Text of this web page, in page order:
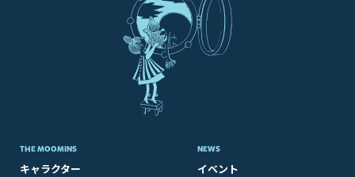
THE MOOMINS
キャラクター
NEWS
イベント